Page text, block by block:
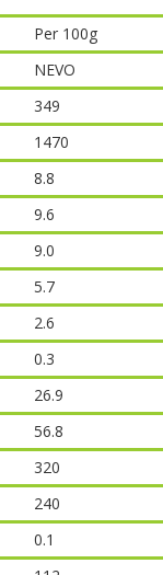
Per 100g
NEVO
349
1470
8.8
9.6
9.0
5.7
2.6
0.3
26.9
56.8
320
240
0.1